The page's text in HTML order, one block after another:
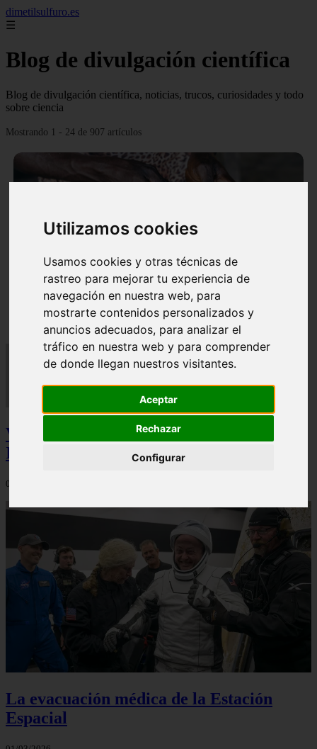
Utilizamos cookies
Usamos cookies y otras técnicas de
rastreo para mejorar tu experiencia de
navegación en nuestra web, para
mostrarte contenidos personalizados y
anuncios adecuados, para analizar el
tráfico en nuestra web y para comprender
de donde llegan nuestros visitantes.
Aceptar
Rechazar
Configurar
dimetilsulfuro.es
☰
Blog de divulgación científica
Blog de divulgación científica, noticias, trucos, curiosidades y todo
sobre ciencia
Mostrando 1 - 24 de 907 artículos
En África harán lo que parecía imposible: Utilizarán
moléculas de agua para cocinar sus alimentos
Video Advertencias desde la cúspide de la
IA: Hinton y el posible colapso social
06/03/2026
La evacuación médica de la Estación
Espacial